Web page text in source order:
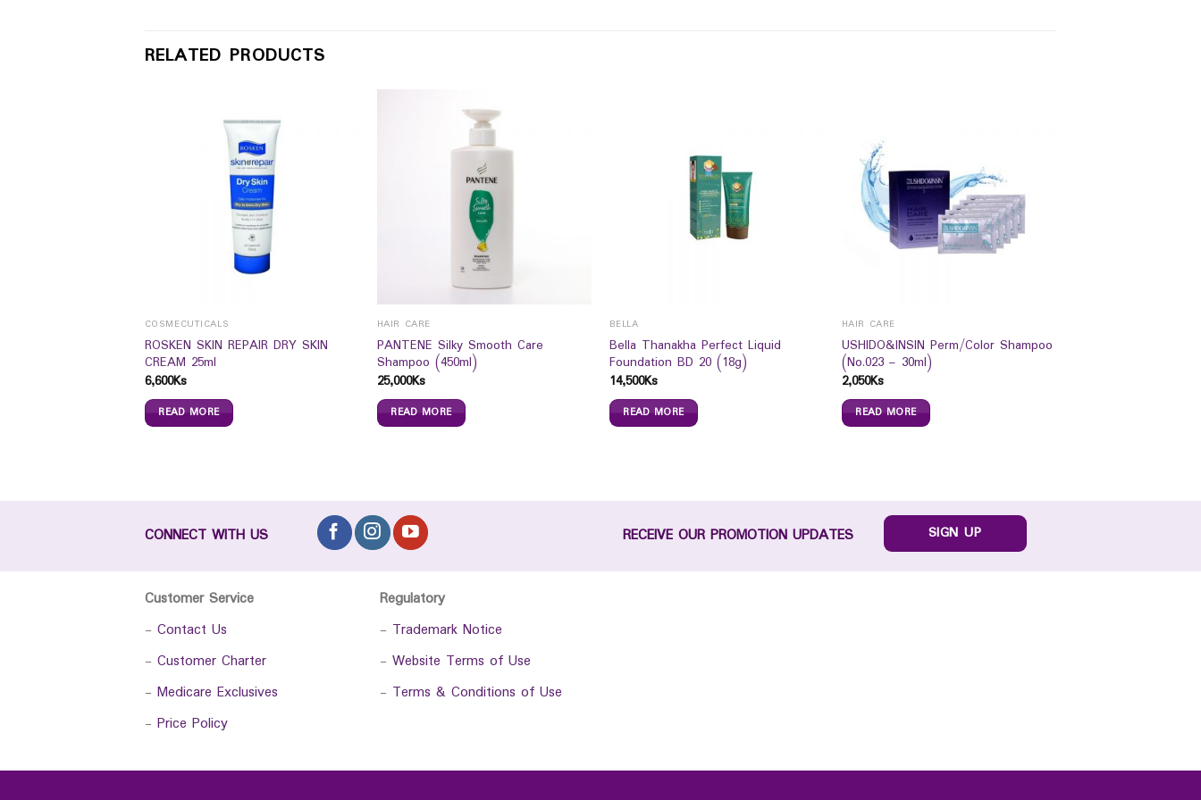
RELATED PRODUCTS
COSMECUTICALS
ROSKEN SKIN REPAIR DRY SKIN
CREAM 25ml
6,600Ks
READ MORE
HAIR CARE
PANTENE Silky Smooth Care
Shampoo (450ml)
25,000Ks
READ MORE
BELLA
Bella Thanakha Perfect Liquid
Foundation BD 20 (18g)
14,500Ks
READ MORE
HAIR CARE
USHIDO&INSIN Perm/Color Shampoo
(No.023 – 30ml)
2,050Ks
READ MORE
CONNECT WITH US RECEIVE OUR PROMOTION UPDATES SIGN UP
Customer Service
- Contact Us
- Customer Charter
- Medicare Exclusives
- Price Policy
Regulatory
- Trademark Notice
- Website Terms of Use
- Terms & Conditions of Use